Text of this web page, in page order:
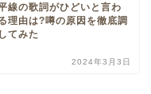
線の歌詞がひどいと言わ
理由は?噂の原因を徹底調
てみた
2024年3月3日